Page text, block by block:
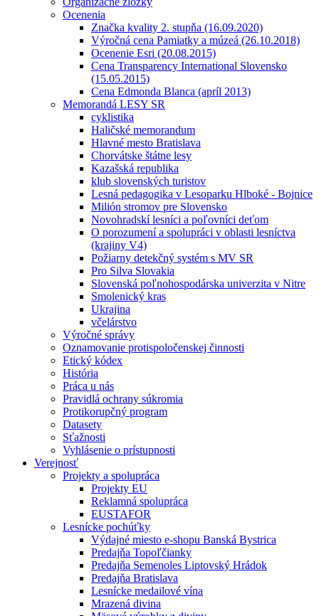
Ocenenia
Značka kvality 2. stupňa (16.09.2020)
Výročná cena Pamiatky a múzeá (26.10.2018)
Ocenenie Esri (20.08.2015)
Cena Transparency International Slovensko
(15.05.2015)
Cena Edmonda Blanca (apríl 2013)
Memorandá LESY SR
cyklistika
Haličské memorandum
Hlavné mesto Bratislava
Chorvátske štátne lesy
Kazašská republika
klub slovenských turistov
Lesná pedagogika v Lesoparku Hlboké - Bojnice
Milión stromov pre Slovensko
Novohradskí lesníci a poľovníci deťom
O porozumení a spolupráci v oblasti lesníctva
(krajiny V4)
Požiarny detekčný systém s MV SR
Pro Silva Slovakia
Slovenská poľnohospodárska univerzita v Nitre
Smolenický kras
Ukrajina
včelárstvo
Výročné správy
Oznamovanie protispoločenskej činnosti
Etický kódex
História
Práca u nás
Pravidlá ochrany súkromia
Protikorupčný program
Datasety
Sťažnosti
Vyhlásenie o prístupnosti
Verejnosť
Projekty a spolupráca
Projekty EU
Reklamná spolupráca
EUSTAFOR
Lesnícke pochúťky
Výdajné miesto e-shopu Banská Bystrica
Predajňa Topoľčianky
Predajňa Semenoles Liptovský Hrádok
Predajňa Bratislava
Lesnícke medailové vína
Mrazená divina